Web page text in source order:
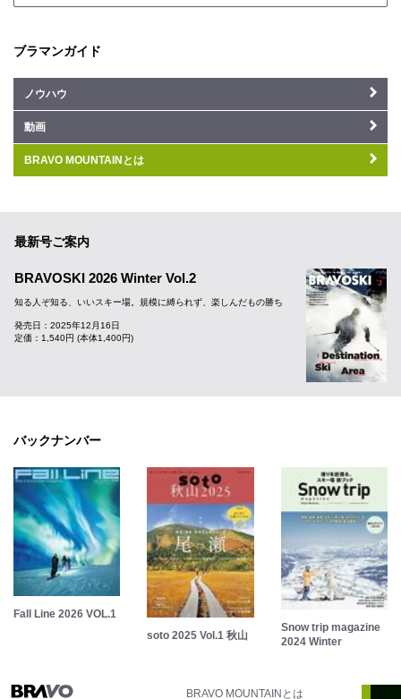
ブラマンガイド
ノウハウ
動画
BRAVO MOUNTAINとは
最新号ご案内
BRAVOSKI 2026 Winter Vol.2
知る人ぞ知る、いいスキー場。規模に縛られず、楽しんだもの勝ち
発売日：2025年12月16日
定価：1,540円 (本体1,400円)
バックナンバー
Fall Line 2026 VOL.1
soto 2025 Vol.1 秋山
Snow trip magazine
2024 Winter
BRAVO MOUNTAINとは